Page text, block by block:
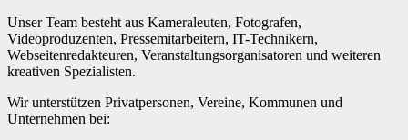
Unser Team besteht aus Kameraleuten, Fotografen,
Videoproduzenten, Pressemitarbeitern, IT-Technikern,
Webseitenredakteuren, Veranstaltungsorganisatoren und weiteren
kreativen Spezialisten.
Wir unterstützen Privatpersonen, Vereine, Kommunen und
Unternehmen bei: